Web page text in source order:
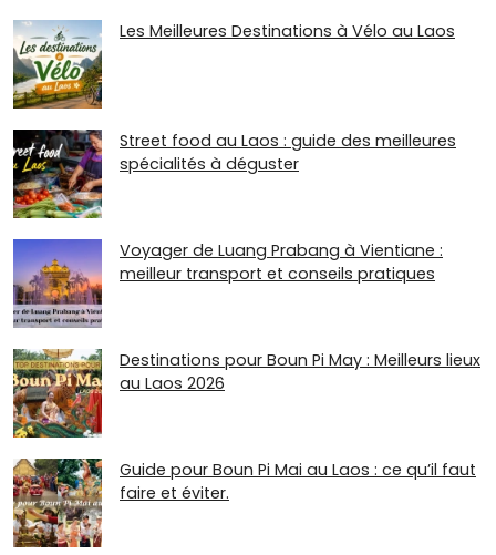
Les Meilleures Destinations à Vélo au Laos
Street food au Laos : guide des meilleures
spécialités à déguster
Voyager de Luang Prabang à Vientiane :
meilleur transport et conseils pratiques
Destinations pour Boun Pi May : Meilleurs lieux
au Laos 2026
Guide pour Boun Pi Mai au Laos : ce qu’il faut
faire et éviter.